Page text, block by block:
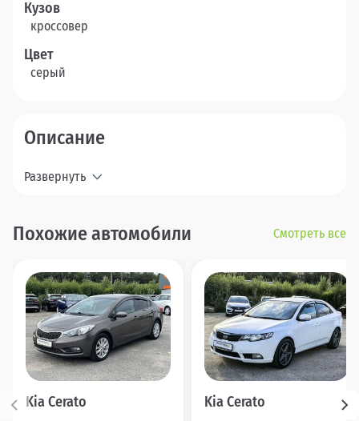
Кузов
кроссовер
Цвет
серый
Описание
Развернуть
Похожие автомобили Смотреть все
Kia Cerato Kia Cerato